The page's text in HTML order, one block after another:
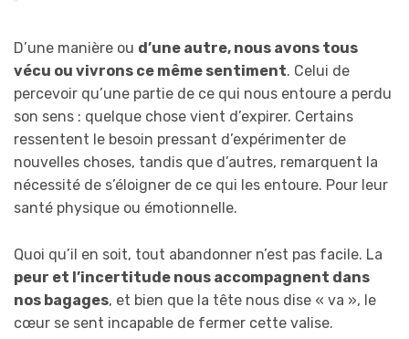
D’une manière ou d’une autre, nous avons tous
vécu ou vivrons ce même sentiment. Celui de
percevoir qu’une partie de ce qui nous entoure a perdu
son sens : quelque chose vient d’expirer. Certains
ressentent le besoin pressant d’expérimenter de
nouvelles choses, tandis que d’autres, remarquent la
nécessité de s’éloigner de ce qui les entoure. Pour leur
santé physique ou émotionnelle.
Quoi qu’il en soit, tout abandonner n’est pas facile. La
peur et l’incertitude nous accompagnent dans
nos bagages, et bien que la tête nous dise « va », le
cœur se sent incapable de fermer cette valise.